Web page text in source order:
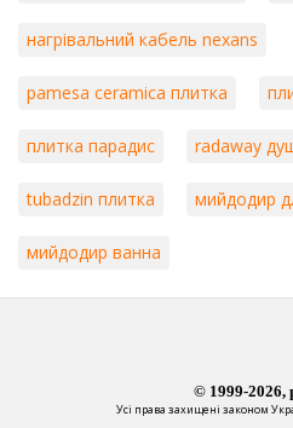
нагрівальний кабель nexans
pamesa ceramica плитка
плитка парадис radaway
tubadzin плитка мийдодир
мийдодир ванна
© 1999-2026,
Усі права захищені законом